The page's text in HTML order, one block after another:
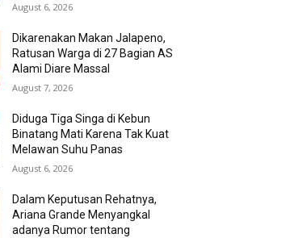
August 6, 2026
Dikarenakan Makan Jalapeno,
Ratusan Warga di 27 Bagian AS
Alami Diare Massal
August 7, 2026
Diduga Tiga Singa di Kebun
Binatang Mati Karena Tak Kuat
Melawan Suhu Panas
August 6, 2026
Dalam Keputusan Rehatnya,
Ariana Grande Menyangkal
adanya Rumor tentang